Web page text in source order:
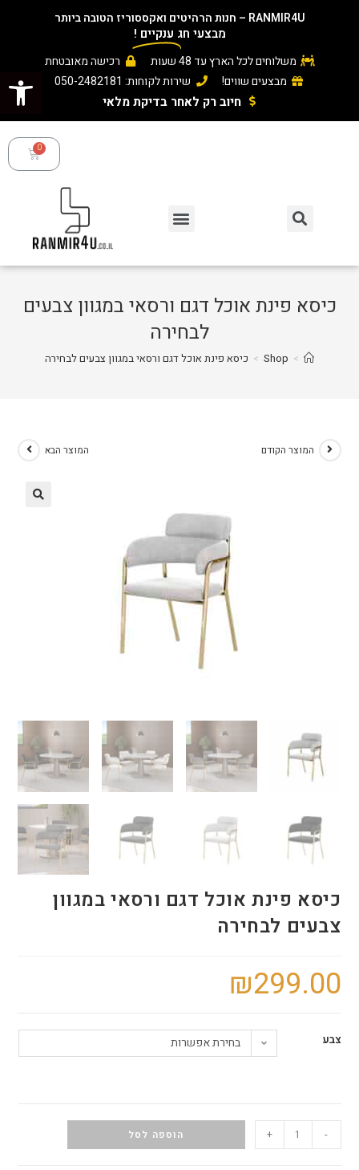
פתח סרגל נגישות
RANMIR4U – חנות הרהיטים ואקססוריז הטובה ביותר
מבצעי חג ענקיים !
משלוחים לכל הארץ עד 48 שעות
רכישה מאובטחת
מבצעים שווים!
שירות לקוחות: 050-2482181
חיוב רק לאחר בדיקת מלאי ​
כיסא פינת אוכל דגם ורסאי במגוון צבעים
לבחירה
>
Shop
> כיסא פינת אוכל דגם ורסאי במגוון צבעים לבחירה
המוצר הקודם המוצר הבא
כיסא פינת אוכל דגם ורסאי במגוון
צבעים לבחירה
₪299.00
צבע בחירת אפשרות
-
+ הוספה לסל